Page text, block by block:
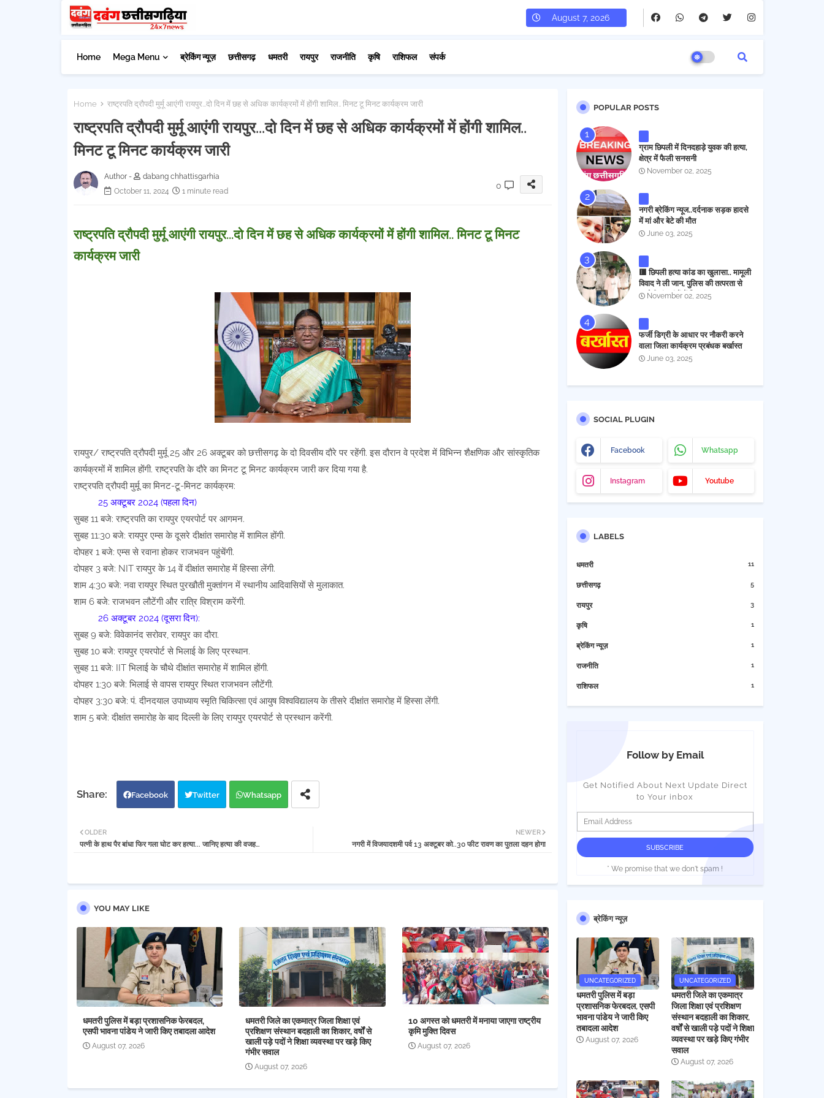
August 7, 2026
Home Mega Menu ब्रेकिंग न्यूज़ छत्तीसगढ़ धमतरी रायपुर राजनीति कृषि राशिफल संपर्क
Home राष्ट्रपति द्रौपदी मुर्मू आएंगी रायपुर...दो दिन में छह से अधिक कार्यक्रमों में होंगी शामिल.. मिनट टू मिनट कार्यक्रम जारी
राष्ट्रपति द्रौपदी मुर्मू आएंगी रायपुर...दो दिन में छह से अधिक कार्यक्रमों में होंगी शामिल..
मिनट टू मिनट कार्यक्रम जारी
Author -
dabang chhattisgarhia
October 11, 2024
1 minute read
0
राष्ट्रपति द्रौपदी मुर्मू आएंगी रायपुर...दो दिन में छह से अधिक कार्यक्रमों में होंगी शामिल.. मिनट टू मिनट
कार्यक्रम जारी
रायपुर/ राष्ट्रपति द्रौपदी मुर्मू 25 और 26 अक्टूबर को छत्तीसगढ़ के दो दिवसीय दौरे पर रहेंगी. इस दौरान वे प्रदेश में विभिन्न शैक्षणिक और सांस्कृतिक
कार्यक्रमों में शामिल होंगी. राष्ट्रपति के दौरे का मिनट टू मिनट कार्यक्रम जारी कर दिया गया है.
राष्ट्रपति द्रौपदी मुर्मू का मिनट-टू-मिनट कार्यक्रम:
25 अक्टूबर 2024 (पहला दिन)
सुबह 11 बजे: राष्ट्रपति का रायपुर एयरपोर्ट पर आगमन.
सुबह 11:30 बजे: रायपुर एम्स के दूसरे दीक्षांत समारोह में शामिल होंगी.
दोपहर 1 बजे: एम्स से रवाना होकर राजभवन पहुंचेंगी.
दोपहर 3 बजे: NIT रायपुर के 14 वें दीक्षांत समारोह में हिस्सा लेंगी.
शाम 4:30 बजे: नवा रायपुर स्थित पुरखौती मुक्तांगन में स्थानीय आदिवासियों से मुलाकात.
शाम 6 बजे: राजभवन लौटेंगी और रात्रि विश्राम करेंगी.
26 अक्टूबर 2024 (दूसरा दिन):
सुबह 9 बजे: विवेकानंद सरोवर, रायपुर का दौरा.
सुबह 10 बजे: रायपुर एयरपोर्ट से भिलाई के लिए प्रस्थान.
सुबह 11 बजे: IIT भिलाई के चौथे दीक्षांत समारोह में शामिल होंगी.
दोपहर 1:30 बजे: भिलाई से वापस रायपुर स्थित राजभवन लौटेंगी.
दोपहर 3:30 बजे: पं. दीनदयाल उपाध्याय स्मृति चिकित्सा एवं आयुष विश्वविद्यालय के तीसरे दीक्षांत समारोह में हिस्सा लेंगी.
शाम 5 बजे: दीक्षांत समारोह के बाद दिल्ली के लिए रायपुर एयरपोर्ट से प्रस्थान करेंगी.
Facebook Twitter Whatsapp
NEWER
नगरी में विजयादशमी पर्व 13 अक्टूबर को..30 फीट रावण का पुतला दहन होगा
OLDER
पत्नी के हाथ पैर बांधा फिर गला घोट कर हत्या... जानिए हत्या की वजह…
YOU MAY LIKE
धमतरी पुलिस में बड़ा प्रशासनिक फेरबदल,
एसपी भावना पांडेय ने जारी किए तबादला आदेश
August 07, 2026
धमतरी जिले का एकमात्र जिला शिक्षा एवं
प्रशिक्षण संस्थान बदहाली का शिकार, वर्षों से
खाली पड़े पदों ने शिक्षा व्यवस्था पर खड़े किए
गंभीर सवाल
August 07, 2026
10 अगस्त को धमतरी में मनाया जाएगा राष्ट्रीय
कृमि मुक्ति दिवस
August 07, 2026
POPULAR POSTS
ग्राम छिपली में दिनदहाड़े युवक की हत्या,
क्षेत्र में फैली सनसनी
November 02, 2025
नगरी ब्रेकिंग न्यूज..दर्दनाक सड़क हादसे
में मां और बेटे की मौत
June 03, 2025
🟥 छिपली हत्या कांड का खुलासा.. मामूली
विवाद ने ली जान, पुलिस की तत्परता से
आरोपी चंद घंटों में गिरफ्तार
November 02, 2025
फर्जी डिग्री के आधार पर नौकरी करने
वाला जिला कार्यक्रम प्रबंधक बर्खास्त
June 03, 2025
SOCIAL PLUGIN
Facebook Whatsapp
Instagram Youtube
LABELS
धमतरी 11
छत्तीसगढ़ 5
रायपुर 3
कृषि 1
ब्रेकिंग न्यूज़ 1
राजनीति 1
राशिफल 1
Follow by Email
Get Notified About Next Update Direct
to Your inbox
* We promise that we don't spam !
ब्रेकिंग न्यूज़
UNCATEGORIZED
धमतरी पुलिस में बड़ा
प्रशासनिक फेरबदल, एसपी
भावना पांडेय ने जारी किए
तबादला आदेश
August 07, 2026
UNCATEGORIZED
धमतरी जिले का एकमात्र
जिला शिक्षा एवं प्रशिक्षण
संस्थान बदहाली का शिकार,
वर्षों से खाली पड़े पदों ने शिक्षा
व्यवस्था पर खड़े किए गंभीर
सवाल
August 07, 2026